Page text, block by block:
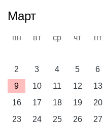
Март
пн вт ср чт пт
2
3 4 5 6
9
10 11 12 13
16
17 18 19 20
23
24 25 26 27